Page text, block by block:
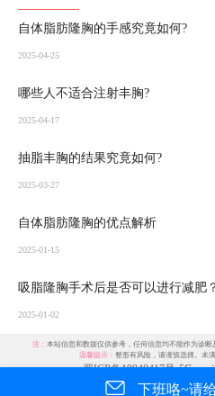
自体脂肪隆胸的手感究竟如何?
2025-04-25
哪些人不适合注射丰胸?
2025-04-17
抽脂丰胸的结果究竟如何?
2025-03-27
自体脂肪隆胸的优点解析
2025-01-15
吸脂隆胸手术后是否可以进行减肥
2025-01-02
注： 本站信息和数据仅供参考，任何信息均不能作为诊断
温馨提示： 整形有风险，请谨慎选择。未
蜀ICP备19040417号-5